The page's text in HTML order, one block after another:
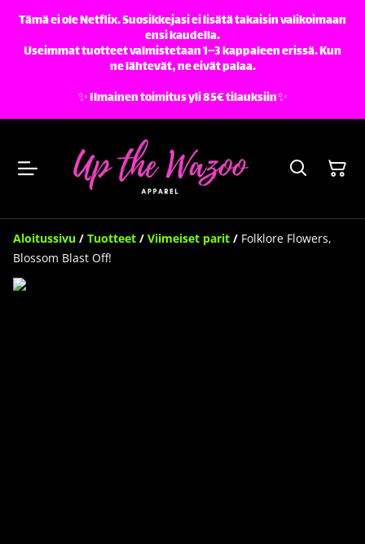
Tämä ei ole Netflix. Suosikkejasi ei lisätä takaisin valikoimaan
ensi kaudella.
Useimmat tuotteet valmistetaan 1–3 kappaleen erissä. Kun
ne lähtevät, ne eivät palaa.
✨️ Ilmainen toimitus yli 85€ tilauksiin✨️
Aloitussivu / Tuotteet / Viimeiset parit / Folklore Flowers,
Blossom Blast Off!